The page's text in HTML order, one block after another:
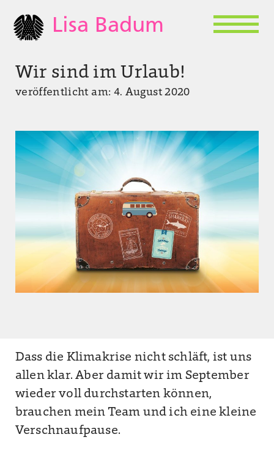
Lisa Badum
Wir sind im Urlaub!
veröffentlicht am: 4. August 2020
Dass die Klimakrise nicht schläft, ist uns
allen klar. Aber damit wir im September
wieder voll durchstarten können,
brauchen mein Team und ich eine kleine
Verschnaufpause.